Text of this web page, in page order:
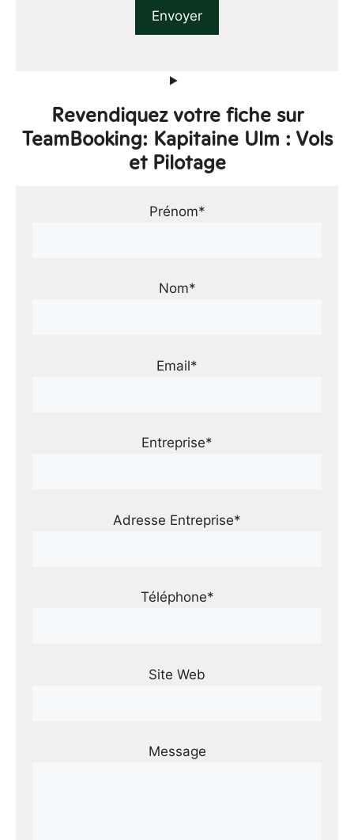
Revendiquez votre fiche sur
TeamBooking: Kapitaine Ulm : Vols
et Pilotage
Prénom*
Nom*
Email*
Entreprise*
Adresse Entreprise*
Téléphone*
Site Web
Message